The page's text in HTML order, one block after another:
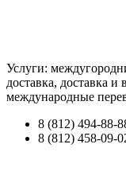
Услуги:
доставка, доставка и
международные
8 (812) 494-88-
8 (812) 458-09-